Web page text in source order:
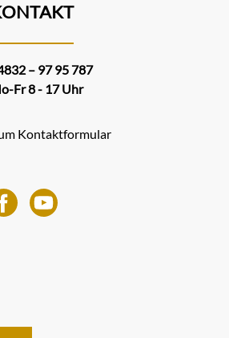
– 97 95 787
Fr 8 - 17 Uhr
Kontaktformular